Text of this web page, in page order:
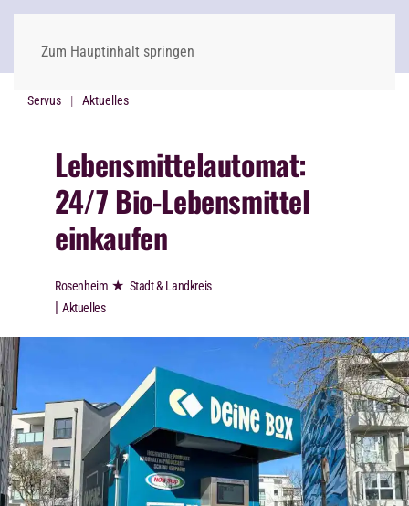
Zum Hauptinhalt springen
Servus Aktuelles
Lebensmittelautomat:
24/7 Bio-Lebensmittel
einkaufen
Rosenheim ★ Stadt & Landkreis
| Aktuelles